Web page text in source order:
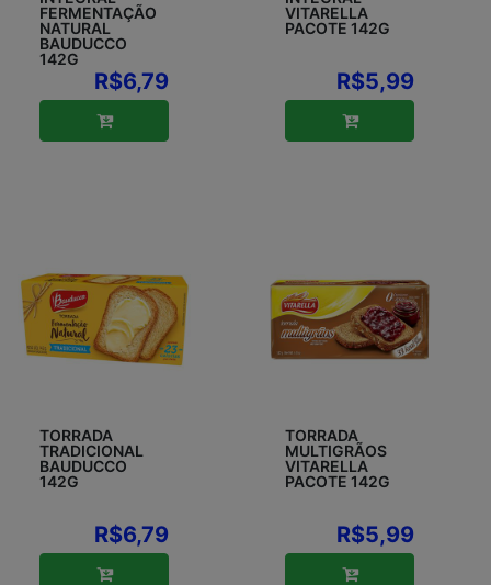
FERMENTAÇÃO
NATURAL
BAUDUCCO
142G
R$6,79
VITARELLA
PACOTE 142G
R$5,99
TORRADA
TRADICIONAL
BAUDUCCO
142G
R$6,79
TORRADA
MULTIGRÃOS
VITARELLA
PACOTE 142G
R$5,99